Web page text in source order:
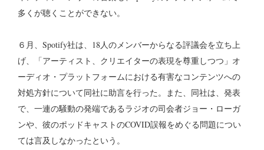
多くが聴くことができない。
６月、Spotify社は、18人のメンバーからなる評議会を立ち上
げ、「アーティスト、クリエイターの表現を尊重しつつ」オ
ーディオ・プラットフォームにおける有害なコンテンツへの
対処方針について同社に助言を行った。また、同社は、発表
で、一連の騒動の発端であるラジオの司会者ジョー・ローガ
ンや、彼のポッドキャストのCOVID誤報をめぐる問題につい
ては言及しなかったという。